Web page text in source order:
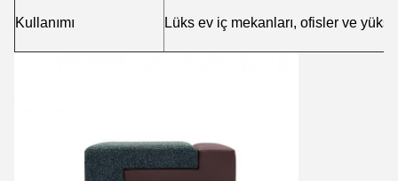
Kullanımı Lüks ev iç mekanları, ofisler ve